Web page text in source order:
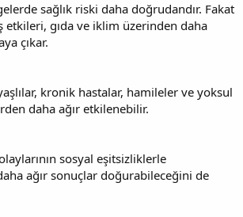
sağlık riski daha doğrudandır. Fakat
etkileri, gıda ve iklim üzerinden daha
çıkar.
kronik hastalar, hamileler ve yoksul
daha ağır etkilenebilir.
sosyal eşitsizliklerle
ağır sonuçlar doğurabileceğini de